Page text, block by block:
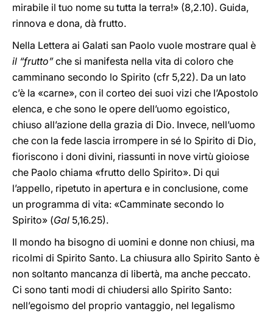
mirabile il tuo nome su tutta la terra!» (8,2.10). Guida,
rinnova e dona, dà frutto.
Nella Lettera ai Galati san Paolo vuole mostrare qual è
il “frutto”che si manifesta nella vita di coloro che
camminano secondo lo Spirito (cfr 5,22). Da un lato
c’è la «carne», con il corteo dei suoi vizi che l’Apostolo
elenca, e che sono le opere dell’uomo egoistico,
chiuso all’azione della grazia di Dio. Invece, nell’uomo
che con la fede lascia irrompere in sé lo Spirito di Dio,
fioriscono i doni divini, riassunti in nove virtù gioiose
che Paolo chiama «frutto dello Spirito». Di qui
l’appello, ripetuto in apertura e in conclusione, come
un programma di vita: «Camminate secondo lo
Spirito» (Gal 5,16.25).
Il mondo ha bisogno di uomini e donne non chiusi, ma
ricolmi di Spirito Santo. La chiusura allo Spirito Santo è
non soltanto mancanza di libertà, ma anche peccato.
Ci sono tanti modi di chiudersi allo Spirito Santo:
nell’egoismo del proprio vantaggio, nel legalismo